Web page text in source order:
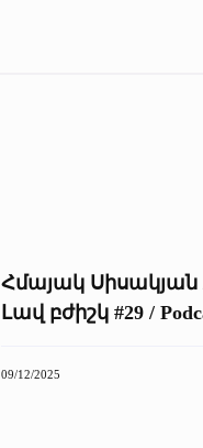
Հմայակ Սիսակյան
Լավ բժիշկ #29 /
09/12/2025